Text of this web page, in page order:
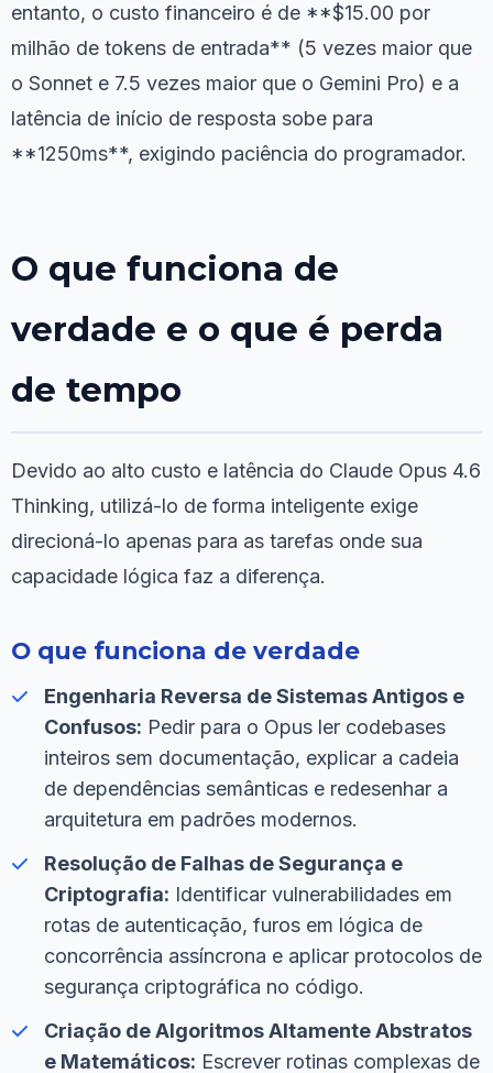
entanto, o custo financeiro é de **$15.00 por
milhão de tokens de entrada** (5 vezes maior que
o Sonnet e 7.5 vezes maior que o Gemini Pro) e a
latência de início de resposta sobe para
**1250ms**, exigindo paciência do programador.
O que funciona de
verdade e o que é perda
de tempo
Devido ao alto custo e latência do Claude Opus 4.6
Thinking, utilizá-lo de forma inteligente exige
direcioná-lo apenas para as tarefas onde sua
capacidade lógica faz a diferença.
O que funciona de verdade
Engenharia Reversa de Sistemas Antigos e
Confusos: Pedir para o Opus ler codebases
inteiros sem documentação, explicar a cadeia
de dependências semânticas e redesenhar a
arquitetura em padrões modernos.
Resolução de Falhas de Segurança e
Criptografia: Identificar vulnerabilidades em
rotas de autenticação, furos em lógica de
concorrência assíncrona e aplicar protocolos de
segurança criptográfica no código.
Criação de Algoritmos Altamente Abstratos
e Matemáticos: Escrever rotinas complexas de